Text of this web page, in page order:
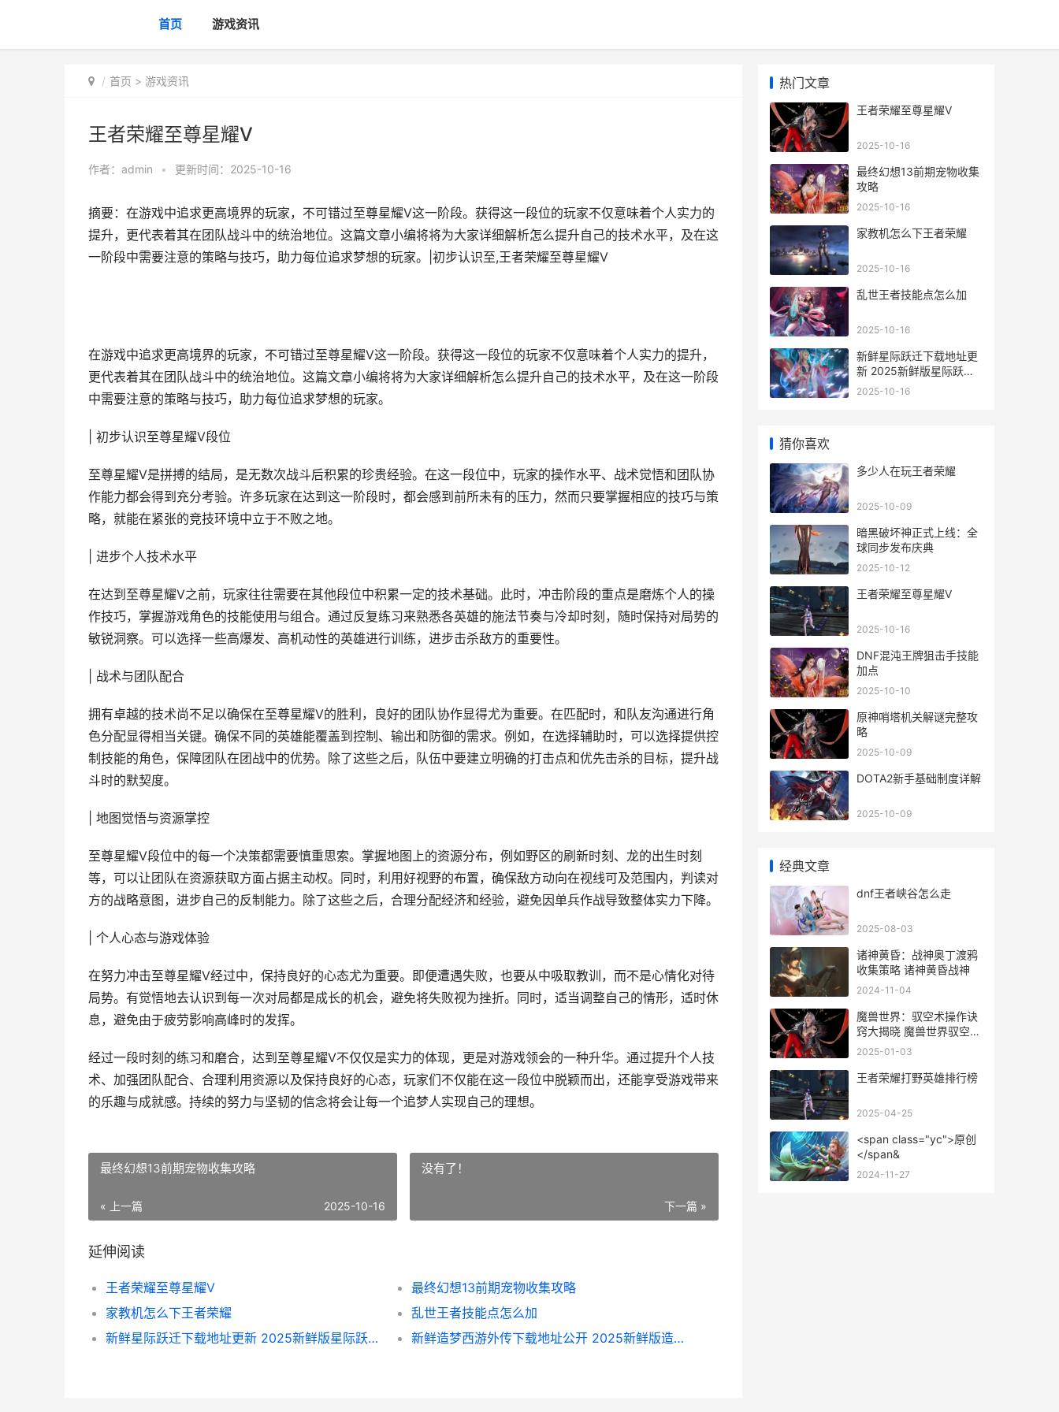
首页 游戏资讯
首页 > 游戏资讯
王者荣耀至尊星耀V
作者： admin • 更新时间：2025-10-16
摘要：在游戏中追求更高境界的玩家，不可错过至尊星耀V这一阶段。获得这一段位的玩家不仅意味着个人实力的
提升，更代表着其在团队战斗中的统治地位。这篇文章小编将将为大家详细解析怎么提升自己的技术水平，及在这
一阶段中需要注意的策略与技巧，助力每位追求梦想的玩家。|初步认识至,王者荣耀至尊星耀V
在游戏中追求更高境界的玩家，不可错过至尊星耀V这一阶段。获得这一段位的玩家不仅意味着个人实力的提升，
更代表着其在团队战斗中的统治地位。这篇文章小编将将为大家详细解析怎么提升自己的技术水平，及在这一阶段
中需要注意的策略与技巧，助力每位追求梦想的玩家。
| 初步认识至尊星耀V段位
至尊星耀V是拼搏的结局，是无数次战斗后积累的珍贵经验。在这一段位中，玩家的操作水平、战术觉悟和团队协
作能力都会得到充分考验。许多玩家在达到这一阶段时，都会感到前所未有的压力，然而只要掌握相应的技巧与策
略，就能在紧张的竞技环境中立于不败之地。
| 进步个人技术水平
在达到至尊星耀V之前，玩家往往需要在其他段位中积累一定的技术基础。此时，冲击阶段的重点是磨炼个人的操
作技巧，掌握游戏角色的技能使用与组合。通过反复练习来熟悉各英雄的施法节奏与冷却时刻，随时保持对局势的
敏锐洞察。可以选择一些高爆发、高机动性的英雄进行训练，进步击杀敌方的重要性。
| 战术与团队配合
拥有卓越的技术尚不足以确保在至尊星耀V的胜利，良好的团队协作显得尤为重要。在匹配时，和队友沟通进行角
色分配显得相当关键。确保不同的英雄能覆盖到控制、输出和防御的需求。例如，在选择辅助时，可以选择提供控
制技能的角色，保障团队在团战中的优势。除了这些之后，队伍中要建立明确的打击点和优先击杀的目标，提升战
斗时的默契度。
| 地图觉悟与资源掌控
至尊星耀V段位中的每一个决策都需要慎重思索。掌握地图上的资源分布，例如野区的刷新时刻、龙的出生时刻
等，可以让团队在资源获取方面占据主动权。同时，利用好视野的布置，确保敌方动向在视线可及范围内，判读对
方的战略意图，进步自己的反制能力。除了这些之后，合理分配经济和经验，避免因单兵作战导致整体实力下降。
| 个人心态与游戏体验
在努力冲击至尊星耀V经过中，保持良好的心态尤为重要。即便遭遇失败，也要从中吸取教训，而不是心情化对待
局势。有觉悟地去认识到每一次对局都是成长的机会，避免将失败视为挫折。同时，适当调整自己的情形，适时休
息，避免由于疲劳影响高峰时的发挥。
经过一段时刻的练习和磨合，达到至尊星耀V不仅仅是实力的体现，更是对游戏领会的一种升华。通过提升个人技
术、加强团队配合、合理利用资源以及保持良好的心态，玩家们不仅能在这一段位中脱颖而出，还能享受游戏带来
的乐趣与成就感。持续的努力与坚韧的信念将会让每一个追梦人实现自己的理想。
最终幻想13前期宠物收集攻略
« 上一篇 2025-10-16
没有了！
下一篇 »
延伸阅读
王者荣耀至尊星耀V
最终幻想13前期宠物收集攻略
家教机怎么下王者荣耀
乱世王者技能点怎么加
新鲜星际跃迁下载地址更新 2025新鲜版星际跃迁游戏下载指导 新鲜星际跃迁下载app
新鲜造梦西游外传下载地址公开 2025新鲜版造梦西游外传游戏下载指导 造梦西游外传百度百科
热门文章
王者荣耀至尊星耀V
2025-10-16
最终幻想13前期宠物收集
攻略
2025-10-16
家教机怎么下王者荣耀
2025-10-16
乱世王者技能点怎么加
2025-10-16
新鲜星际跃迁下载地址更
新 2025新鲜版星际跃迁
游戏下载指导 新鲜星际跃
2025-10-16
猜你喜欢
多少人在玩王者荣耀
2025-10-09
暗黑破坏神正式上线：全
球同步发布庆典
2025-10-12
王者荣耀至尊星耀V
2025-10-16
DNF混沌王牌狙击手技能
加点
2025-10-10
原神哨塔机关解谜完整攻
略
2025-10-09
DOTA2新手基础制度详解
2025-10-09
经典文章
dnf王者峡谷怎么走
2025-08-03
诸神黄昏：战神奥丁渡鸦
收集策略 诸神黄昏战神
2024-11-04
魔兽世界：驭空术操作诀
窍大揭晓 魔兽世界驭空术
加点
2025-01-03
王者荣耀打野英雄排行榜
2025-04-25
<span class="yc">原创
</span&
2024-11-27